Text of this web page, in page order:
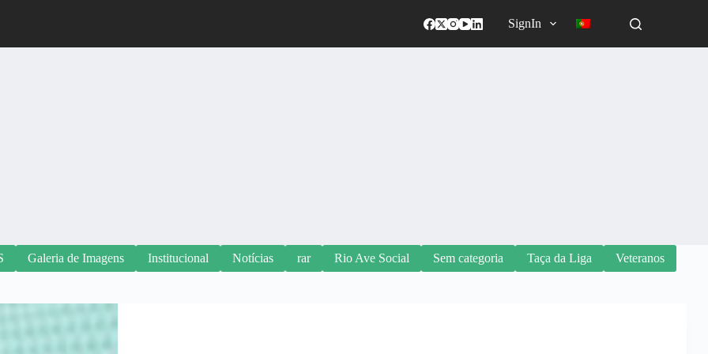
SignIn
Galeria de Imagens Institucional Notícias rar Rio Ave Social Sem categoria Taça da Liga Veteranos